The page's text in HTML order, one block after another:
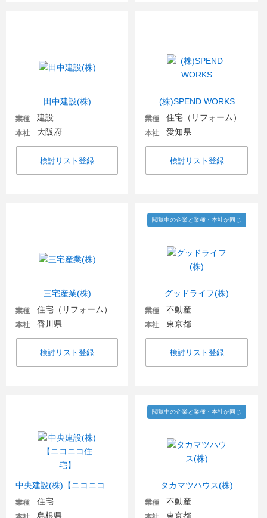
田中建設(株)
業種 建設
本社 大阪府
検討リスト登録
(株)SPEND WORKS
業種 住宅（リフォーム）
本社 愛知県
検討リスト登録
三宅産業(株)
業種 住宅（リフォーム）
本社 香川県
検討リスト登録
グッドライフ(株)
閲覧中の企業と業種・本社が同じ
業種 不動産
本社 東京都
検討リスト登録
業種 住宅
島根県
タカマツハウス(株)
閲覧中の企業と業種・本社が同じ
業種 不動産
東京都